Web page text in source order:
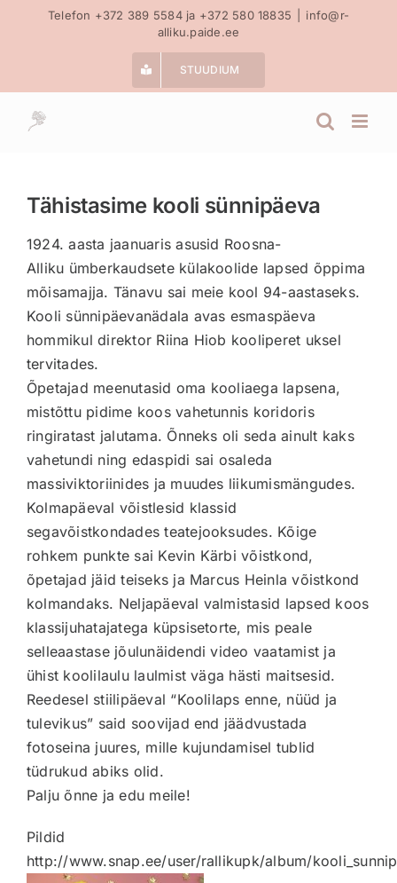
Telefon +372 389 5584 ja +372 580 18835
info@r-
alliku.paide.ee
STUUDIUM
Tähistasime kooli sünnipäeva
1924. aasta jaanuaris asusid Roosna-
Alliku ümberkaudsete külakoolide lapsed õppima
mõisamajja. Tänavu sai meie kool 94-aastaseks.
Kooli sünnipäevanädala avas esmaspäeva
hommikul direktor Riina Hiob kooliperet uksel
tervitades.
Õpetajad meenutasid oma kooliaega lapsena,
mistõttu pidime koos vahetunnis koridoris
ringiratast jalutama. Õnneks oli seda ainult kaks
vahetundi ning edaspidi sai osaleda
massiviktoriinides ja muudes liikumismängudes.
Kolmapäeval võistlesid klassid
segavõistkondades teatejooksudes. Kõige
rohkem punkte sai Kevin Kärbi võistkond,
õpetajad jäid teiseks ja Marcus Heinla võistkond
kolmandaks. Neljapäeval valmistasid lapsed koos
klassijuhatajatega küpsisetorte, mis peale
selleaastase jõulunäidendi video vaatamist ja
ühist koolilaulu laulmist väga hästi maitsesid.
Reedesel stiilipäeval “Koolilaps enne, nüüd ja
tulevikus” said soovijad end jäädvustada
fotoseina juures, mille kujundamisel tublid
tüdrukud abiks olid.
Palju õnne ja edu meile!
Pildid
http://www.snap.ee/user/rallikupk/album/